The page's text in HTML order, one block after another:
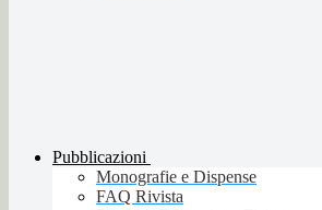
Pubblicazioni
Monografie e Dispense
FAQ Rivista